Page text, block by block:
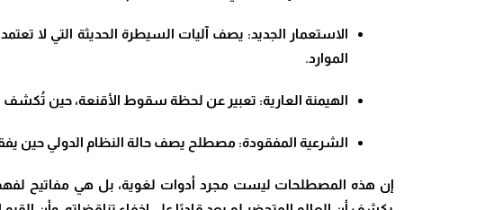
الاستعمار الجديد: يصف آليات السيطرة الحديثة التي لا
الموارد.
الهيمنة العارية: تعبير عن لحظة سقوط الأقنعة، حين تُكشف
الشرعية المفقودة: مصطلح يصف حالة النظام الدولي حين
إن هذه المصطلحات ليست مجرد أدوات لغوية، بل هي مفاتيح لفهم